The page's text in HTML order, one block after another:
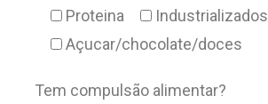
Proteina
Industrializados
Açucar/chocolate/doces
Tem compulsão alimentar?